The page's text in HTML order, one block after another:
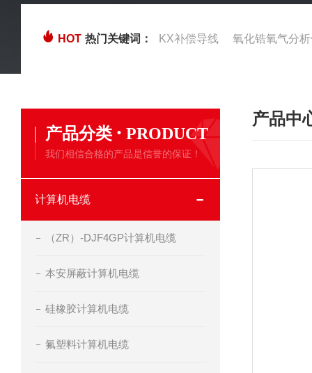
HOT 热门关键词： KX补偿导线 氧化锆氧气分
产品分类 · PRODUCT
我们相信合格的产品是信誉的保证！
计算机电缆
（ZR）-DJF4GP计算机电缆
本安屏蔽计算机电缆
硅橡胶计算机电缆
氟塑料计算机电缆
产品中